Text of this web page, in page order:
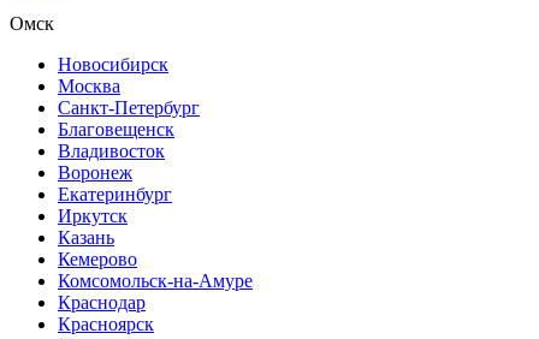
Омск
Новосибирск
Москва
Санкт-Петербург
Благовещенск
Владивосток
Воронеж
Екатеринбург
Иркутск
Казань
Кемерово
Комсомольск-на-Амуре
Краснодар
Красноярск